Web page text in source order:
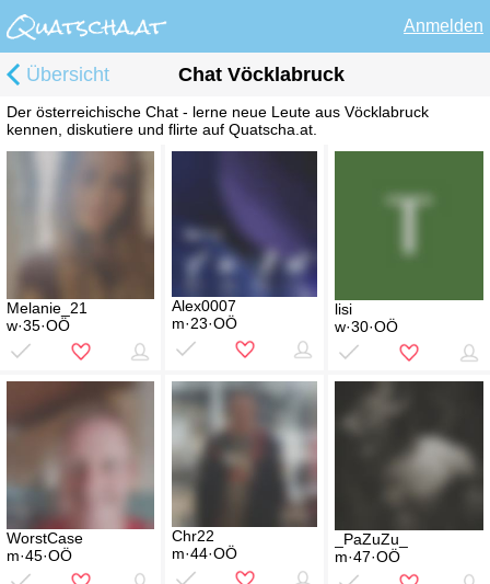
Anmelden
Übersicht Chat Vöcklabruck
Der österreichische Chat - lerne neue Leute aus Vöcklabruck
kennen, diskutiere und flirte auf Quatscha.at.
Melanie_21
w·35·OÖ
Alex0007
m·23·OÖ
lisi
w·30·OÖ
WorstCase
m·45·OÖ
Chr22
m·44·OÖ
_PaZuZu_
m·47·OÖ